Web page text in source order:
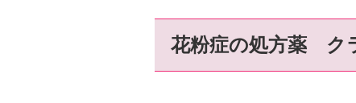
花粉症の処方薬 ク